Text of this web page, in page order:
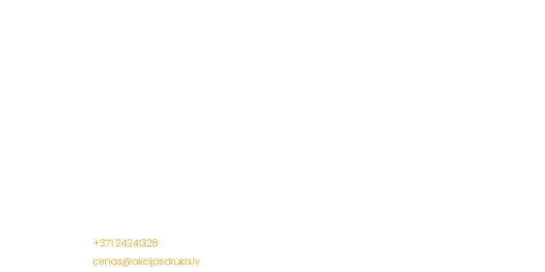
+371 24241328
cenas@akcijasdruka.lv